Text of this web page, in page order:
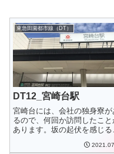
東急田園都市線（DT）
DT12_宮崎台駅
宮崎台には、会社の独身寮が
るので、何回か訪問したこと
あります。坂の起伏を感じる